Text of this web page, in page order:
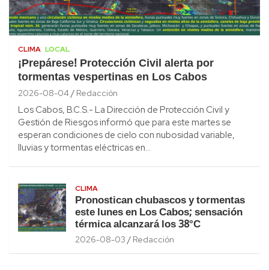
CLIMA LOCAL
¡Prepárese! Protección Civil alerta por
tormentas vespertinas en Los Cabos
2026-08-04 Redacción
Los Cabos, B.C.S.- La Dirección de Protección Civil y
Gestión de Riesgos informó que para este martes se
esperan condiciones de cielo con nubosidad variable,
lluvias y tormentas eléctricas en…
CLIMA
Pronostican chubascos y tormentas
este lunes en Los Cabos; sensación
térmica alcanzará los 38°C
2026-08-03 Redacción